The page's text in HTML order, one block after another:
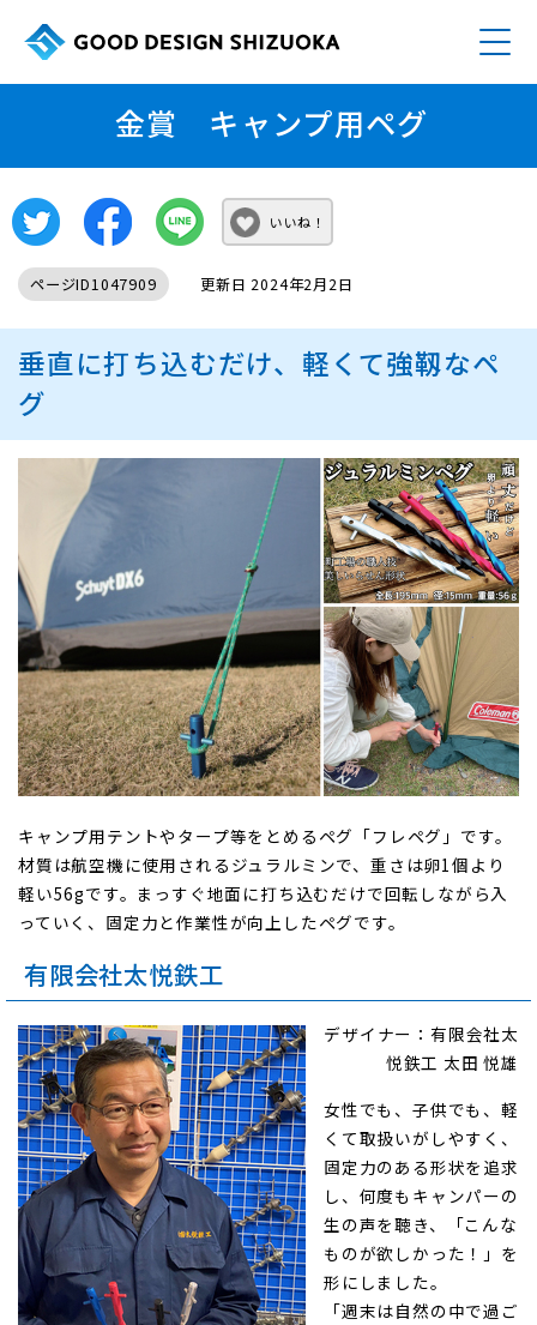
金賞 キャンプ用ペグ
いいね！
ページID1047909 更新日 2024年2月2日
垂直に打ち込むだけ、軽くて強靱なペ
グ
キャンプ用テントやタープ等をとめるペグ「フレペグ」です。
材質は航空機に使用されるジュラルミンで、重さは卵1個より
軽い56gです。まっすぐ地面に打ち込むだけで回転しながら入
っていく、固定力と作業性が向上したペグです。
有限会社太悦鉄工
デザイナー：有限会社太
悦鉄工 太田 悦雄
女性でも、子供でも、軽
くて取扱いがしやすく、
固定力のある形状を追求
し、何度もキャンパーの
生の声を聴き、「こんな
ものが欲しかった！」を
形にしました。
「週末は自然の中で過ご